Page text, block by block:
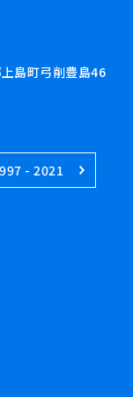
島町弓削豊島46
- 2021